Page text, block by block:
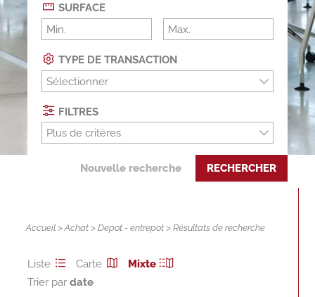
SURFACE
TYPE DE TRANSACTION
Sélectionner
FILTRES
Plus de critères
Nouvelle recherche RECHERCHER
Accueil >Achat >Depot - entrepot > Résultats de recherche
Liste Carte
Mixte
Trier par